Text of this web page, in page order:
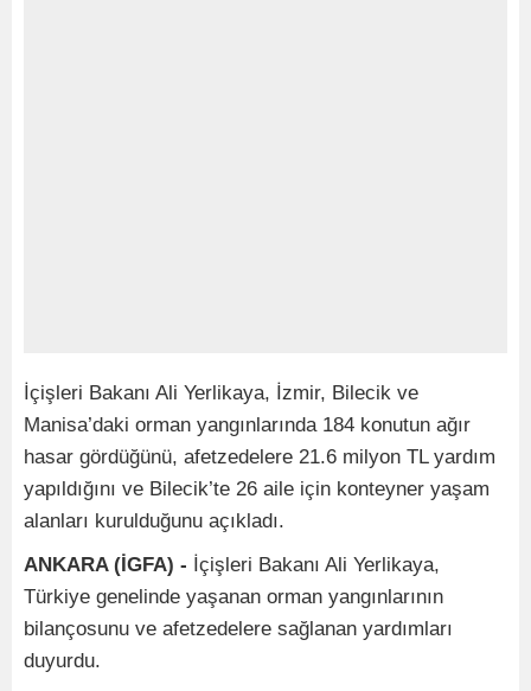
İçişleri Bakanı Ali Yerlikaya, İzmir, Bilecik ve
Manisa’daki orman yangınlarında 184 konutun ağır
hasar gördüğünü, afetzedelere 21.6 milyon TL yardım
yapıldığını ve Bilecik’te 26 aile için konteyner yaşam
alanları kurulduğunu açıkladı.
ANKARA (İGFA) - İçişleri Bakanı Ali Yerlikaya,
Türkiye genelinde yaşanan orman yangınlarının
bilançosunu ve afetzedelere sağlanan yardımları
duyurdu.